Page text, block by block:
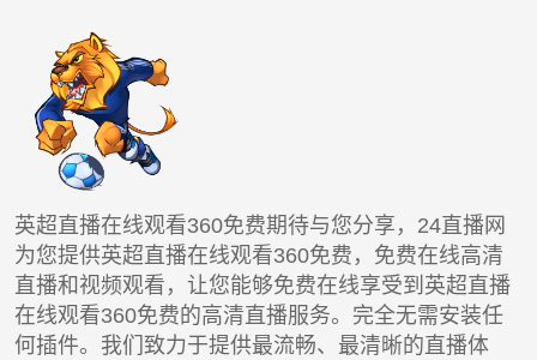
英超直播在线观看360免费期待与您分享，24直播网
为您提供英超直播在线观看360免费，免费在线高清
直播和视频观看，让您能够免费在线享受到英超直播
在线观看360免费的高清直播服务。完全无需安装任
何插件。我们致力于提供最流畅、最清晰的直播体